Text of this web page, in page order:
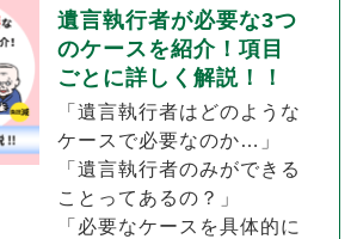
遺言執行者が必要な3つ
のケースを紹介！項目
ごとに詳しく解説！！
「遺言執行者はどのような
ケースで必要なのか…」
「遺言執行者のみができる
ことってあるの？」
「必要なケースを具体的に